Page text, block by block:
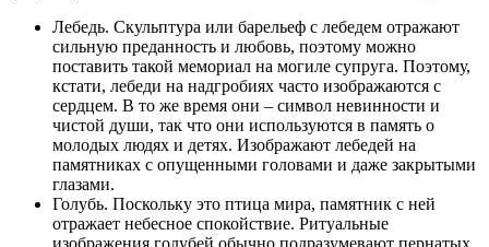
Лебедь. Скульптура или барельеф с лебедем отражают
сильную преданность и любовь, поэтому можно
поставить такой мемориал на могиле супруга. Поэтому,
кстати, лебеди на надгробиях часто изображаются с
сердцем. В то же время они – символ невинности и
чистой души, так что они используются в память о
молодых людях и детях. Изображают лебедей на
памятниках с опущенными головами и даже закрытыми
глазами.
Голубь. Поскольку это птица мира, памятник с ней
отражает небесное спокойствие. Ритуальные
изображения голубей обычно подразумевают пернатых